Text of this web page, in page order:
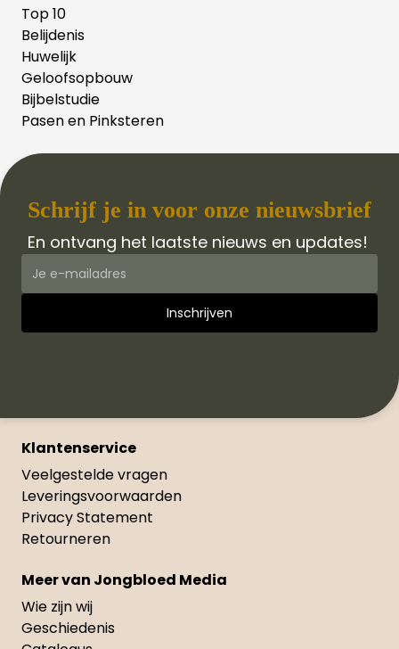
Top 10
Belijdenis
Huwelijk
Geloofsopbouw
Bijbelstudie
Pasen en Pinksteren
Schrijf je in voor onze nieuwsbrief
En ontvang het laatste nieuws en updates!
Klantenservice
Veelgestelde vragen
Leveringsvoorwaarden
Privacy Statement
Retourneren
Meer van Jongbloed Media
Wie zijn wij
Geschiedenis